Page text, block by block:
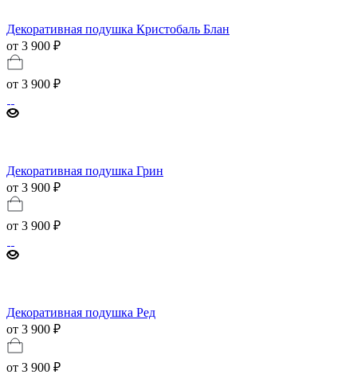
Декоративная подушка Кристобаль Блан
от 3 900 ₽
от 3 900 ₽
Декоративная подушка Грин
от 3 900 ₽
от 3 900 ₽
Декоративная подушка Ред
от 3 900 ₽
от 3 900 ₽